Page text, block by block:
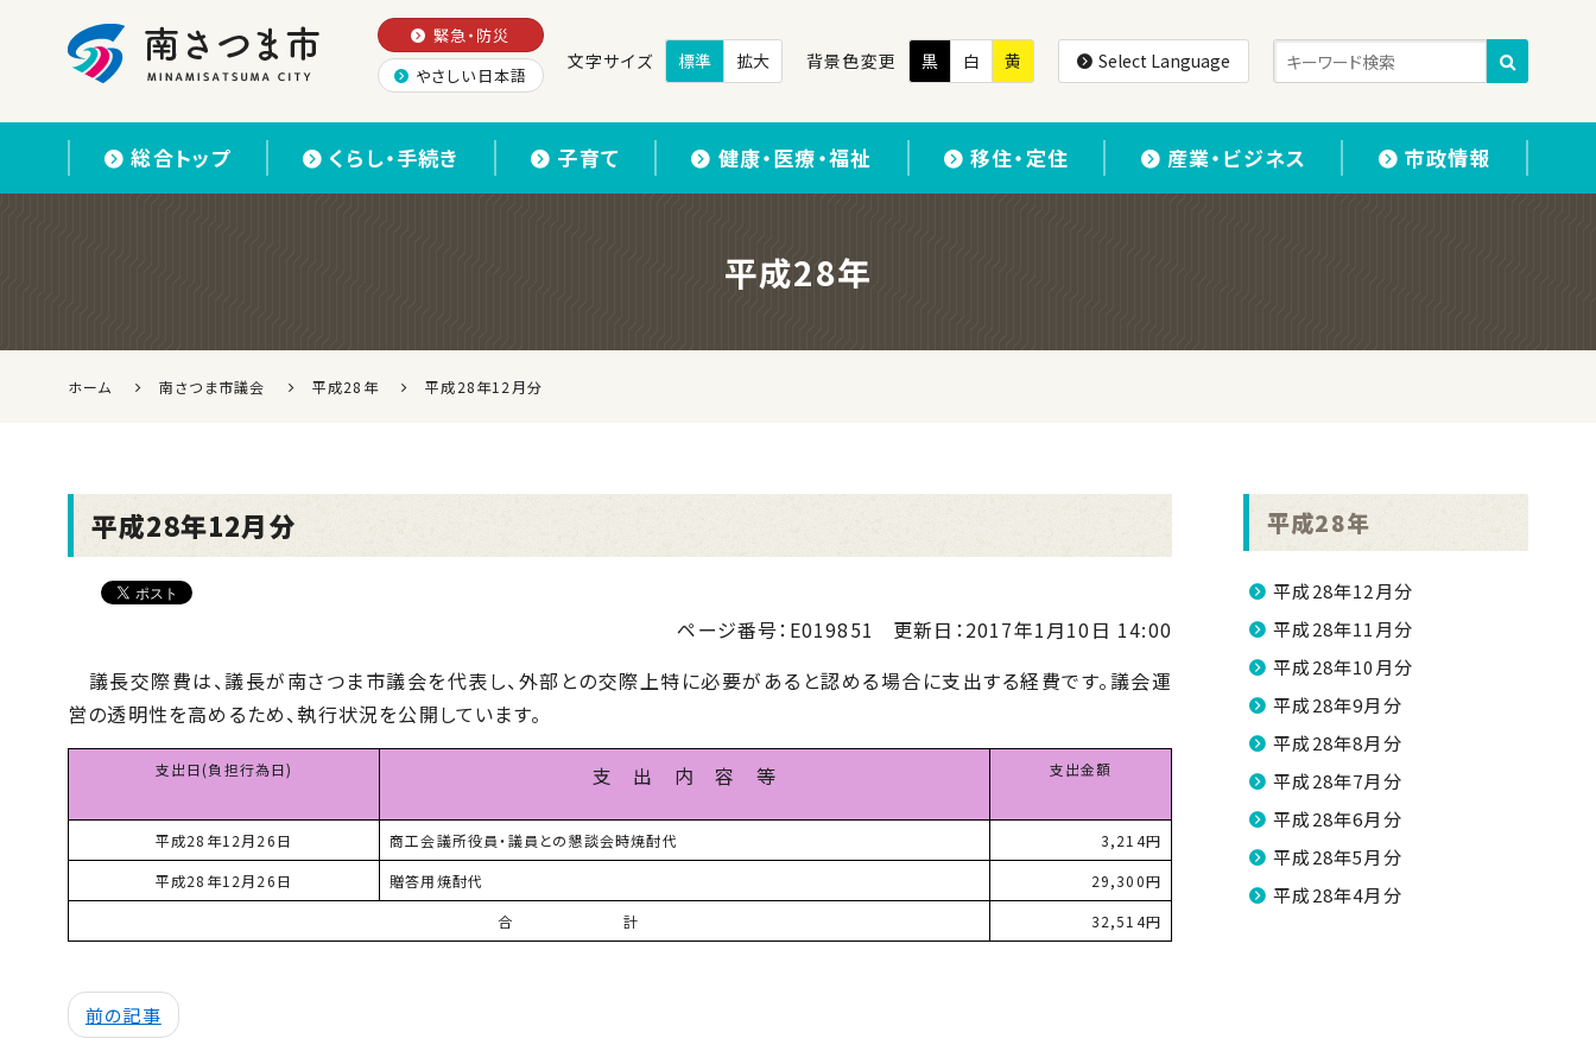
緊急・防災
やさしい日本語
文字サイズ 標準 拡大 背景色変更 黒 白 黄 Select Language
総合トップ くらし・手続き 子育て 健康・医療・福祉 移住・定住 産業・ビジネス 市政情報
平成28年
ホーム 南さつま市議会 平成28年 平成28年12月分
平成28年12月分
ページ番号：E019851 更新日：2017年1月10日 14:00
議長交際費は、議長が南さつま市議会を代表し、外部との交際上特に必要があると認める場合に支出する経費です。議会運
営の透明性を高めるため、執行状況を公開しています。
支出日(負担行為日) 支 出 内 容 等 支出金額
平成28年12月26日 商工会議所役員・議員との懇談会時焼酎代
3,214円
平成28年12月26日
贈答用焼酎代
29,300円
合 計
32,514円
前の記事
平成28年
平成28年12月分
平成28年11月分
平成28年10月分
平成28年9月分
平成28年8月分
平成28年7月分
平成28年6月分
平成28年5月分
平成28年4月分